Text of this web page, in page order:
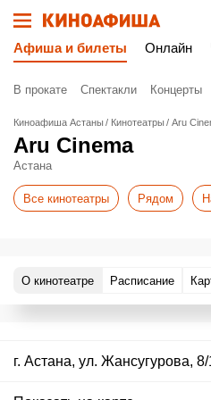
Афиша и билеты Онлайн
В прокате Спектакли Концерты
Киноафиша Астаны Кинотеатры Aru
Aru Cinema
Астана
Все кинотеатры Рядом
О кинотеатре Расписание
г. Астана, ул. Жансугурова,